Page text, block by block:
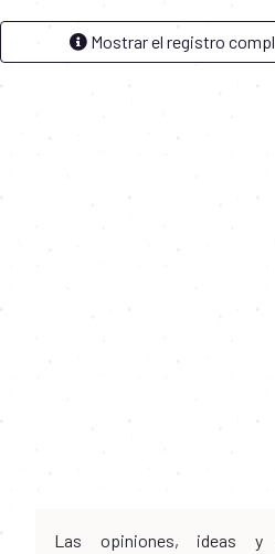
Mostrar el registro
Las opiniones, ideas y